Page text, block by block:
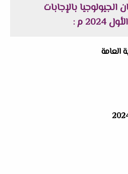
الجيولوجيا بالإجابات
2024 م
:
العامة